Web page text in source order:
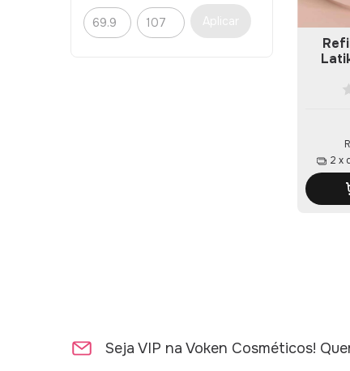
Aplicar
2 x
Seja VIP na Voken Cosméticos!